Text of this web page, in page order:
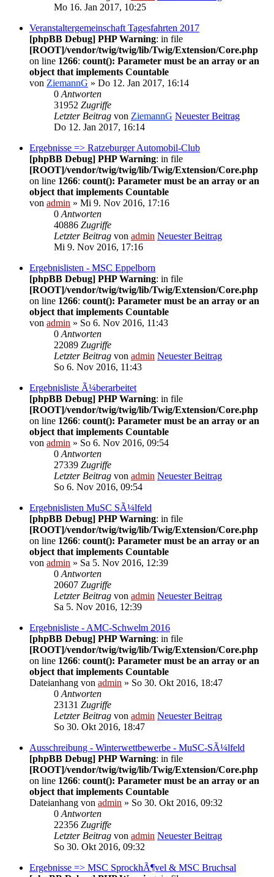
Mo 16. Jan 2017, 10:25
Veranstaltergemeinschaft Tagesfahrten 2017
[phpBB Debug] PHP Warning: in file
[ROOT]/vendor/twig/twig/lib/Twig/Extension/Core.php
on line 1266: count(): Parameter must be an array or an
object that implements Countable
von ZiemannG » Do 12. Jan 2017, 16:14
0 Antworten
31952 Zugriffe
Letzter Beitrag von ZiemannG Neuester Beitrag
Do 12. Jan 2017, 16:14
Ergebnisse => Ratzeburger Automobil-Club
[phpBB Debug] PHP Warning: in file
[ROOT]/vendor/twig/twig/lib/Twig/Extension/Core.php
on line 1266: count(): Parameter must be an array or an
object that implements Countable
von admin » Mi 9. Nov 2016, 17:16
0 Antworten
40886 Zugriffe
Letzter Beitrag von admin Neuester Beitrag
Mi 9. Nov 2016, 17:16
Ergebnislisten - MSC Eppelborn
[phpBB Debug] PHP Warning: in file
[ROOT]/vendor/twig/twig/lib/Twig/Extension/Core.php
on line 1266: count(): Parameter must be an array or an
object that implements Countable
von admin » So 6. Nov 2016, 11:43
0 Antworten
22089 Zugriffe
Letzter Beitrag von admin Neuester Beitrag
So 6. Nov 2016, 11:43
Ergebnisliste Ã¼berarbeitet
[phpBB Debug] PHP Warning: in file
[ROOT]/vendor/twig/twig/lib/Twig/Extension/Core.php
on line 1266: count(): Parameter must be an array or an
object that implements Countable
von admin » So 6. Nov 2016, 09:54
0 Antworten
27339 Zugriffe
Letzter Beitrag von admin Neuester Beitrag
So 6. Nov 2016, 09:54
Ergebnislisten MuSC SÃ¼lfeld
[phpBB Debug] PHP Warning: in file
[ROOT]/vendor/twig/twig/lib/Twig/Extension/Core.php
on line 1266: count(): Parameter must be an array or an
object that implements Countable
von admin » Sa 5. Nov 2016, 12:39
0 Antworten
20607 Zugriffe
Letzter Beitrag von admin Neuester Beitrag
Sa 5. Nov 2016, 12:39
Ergebnisliste - AMC-Schwelm 2016
[phpBB Debug] PHP Warning: in file
[ROOT]/vendor/twig/twig/lib/Twig/Extension/Core.php
on line 1266: count(): Parameter must be an array or an
object that implements Countable
Dateianhang von admin » So 30. Okt 2016, 18:47
0 Antworten
23131 Zugriffe
Letzter Beitrag von admin Neuester Beitrag
So 30. Okt 2016, 18:47
Ausschreibung - Winterwettbewerbe - MuSC-SÃ¼lfeld
[phpBB Debug] PHP Warning: in file
[ROOT]/vendor/twig/twig/lib/Twig/Extension/Core.php
on line 1266: count(): Parameter must be an array or an
object that implements Countable
Dateianhang von admin » So 30. Okt 2016, 09:32
0 Antworten
22356 Zugriffe
Letzter Beitrag von admin Neuester Beitrag
So 30. Okt 2016, 09:32
Ergebnisse => MSC SprockhÃ¶vel & MSC Bruchsal